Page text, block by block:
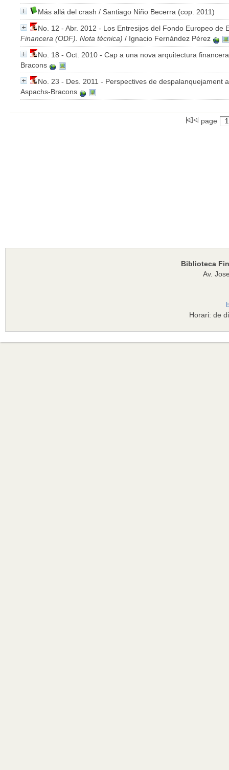
Más allá del crash / Santiago Niño Becerra (cop. 2011)
No. 12 - Abr. 2012 - Los Entresijos del Fondo Europeo de
Financera (ODF). Nota tècnica) / Ignacio Fernández Pérez
No. 18 - Oct. 2010 - Cap a una nova arquitectura financera
Bracons
No. 23 - Des. 2011 - Perspectives de despalanquejament
Aspachs-Bracons
page
Biblioteca
Av.
Horari: de